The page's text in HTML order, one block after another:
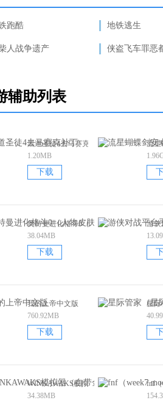
跑酷 地铁逃生
人战争遗产 侠盗飞车罪恶
辅助列表
黑道圣徒4去马赛克补丁
1.20MB
下载
流星
奥特曼进化格斗0（人物皮肤美化包）
38.04MB
下载
游侠
我的上帝中文版
760.92MB
下载
星际
WINKAWAKS模拟器（自带金手指）
34.38MB
fnf（